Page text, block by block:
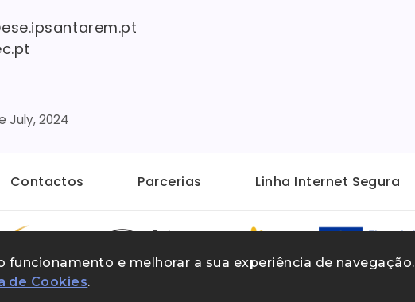
e melhorar a sua experiência de navegação.
de Cookies.
July, 2024
Contactos Parcerias Linha Internet Segura